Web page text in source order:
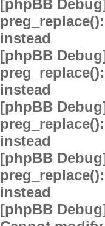
[phpBB
instead
[phpBB
instead
[phpBB
instead
[phpBB
instead
[phpBB